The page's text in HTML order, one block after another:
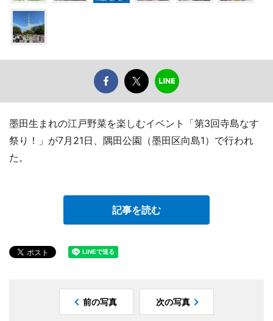
墨田生まれの江戸野菜を楽しむイベント「第3回寺島なす
祭り！」が7月21日、隅田公園（墨田区向島1）で行われ
た。
記事を読む
前の写真 次の写真